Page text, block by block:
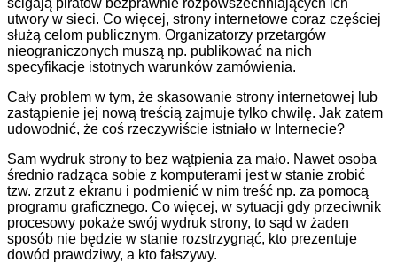
ścigają piratów bezprawnie rozpowszechniających ich
utwory w sieci. Co więcej, strony internetowe coraz częściej
służą celom publicznym. Organizatorzy przetargów
nieograniczonych muszą np. publikować na nich
specyfikacje istotnych warunków zamówienia.
Cały problem w tym, że skasowanie strony internetowej lub
zastąpienie jej nową treścią zajmuje tylko chwilę. Jak zatem
udowodnić, że coś rzeczywiście istniało w Internecie?
Sam wydruk strony to bez wątpienia za mało. Nawet osoba
średnio radząca sobie z komputerami jest w stanie zrobić
tzw. zrzut z ekranu i podmienić w nim treść np. za pomocą
programu graficznego. Co więcej, w sytuacji gdy przeciwnik
procesowy pokaże swój wydruk strony, to sąd w żaden
sposób nie będzie w stanie rozstrzygnąć, kto prezentuje
dowód prawdziwy, a kto fałszywy.